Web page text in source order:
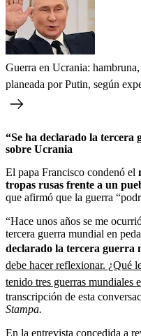
Guerra en Ucrania:
planeada por Putin, según
“Se ha declarado la
sobre Ucrania
El papa Francisco condenó el
tropas rusas frente a un
que afirmó que la guerra
“Hace unos años se me
tercera guerra mundial en
declarado la tercera guerra
debe hacer reflexionar. ¿Qué
tenido tres guerras mundiales
transcripción de esta
Stampa.
En la entrevista concedida a